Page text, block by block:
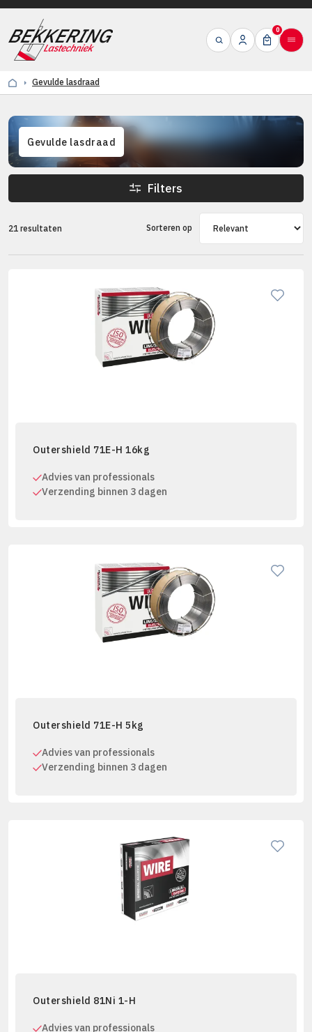
0
Gevulde lasdraad
Gevulde lasdraad
Filters
21 resultaten Sorteren op
Outershield 71E-H 16kg
Advies van professionals
Verzending binnen 3 dagen
Outershield 71E-H 5kg
Advies van professionals
Verzending binnen 3 dagen
Outershield 81Ni 1-H
Advies van professionals